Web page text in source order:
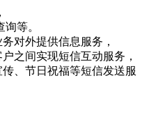
等。
对外提供信息服务，
之间实现短信互动服务，
、节日祝福等短信发送服